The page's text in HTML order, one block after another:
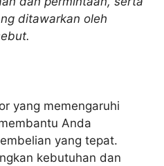
ditawarkan oleh
yang memengaruhi
Anda
yang tepat.
kebutuhan dan